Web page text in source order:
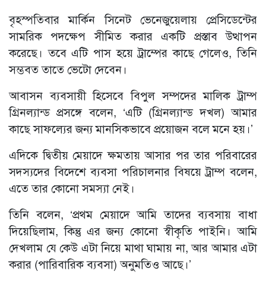
বৃহস্পতিবার মার্কিন সিনেট ভেনেজুয়েলায় প্রেসিডেন্টের
সামরিক পদক্ষেপ সীমিত করার একটি প্রস্তাব উত্থাপন
করেছে। তবে এটি পাস হয়ে ট্রাম্পের কাছে গেলেও, তিনি
সম্ভবত তাতে ভেটো দেবেন।
আবাসন ব্যবসায়ী হিসেবে বিপুল সম্পদের মালিক ট্রাম্প
গ্রিনল্যান্ড প্রসঙ্গে বলেন, ‘এটি (গ্রিনল্যান্ড দখল) আমার
কাছে সাফল্যের জন্য মানসিকভাবে প্রয়োজন বলে মনে হয়।’
এদিকে দ্বিতীয় মেয়াদে ক্ষমতায় আসার পর তার পরিবারের
সদস্যদের বিদেশে ব্যবসা পরিচালনার বিষয়ে ট্রাম্প বলেন,
এতে তার কোনো সমস্যা নেই।
তিনি বলেন, ‘প্রথম মেয়াদে আমি তাদের ব্যবসায় বাধা
দিয়েছিলাম, কিন্তু এর জন্য কোনো স্বীকৃতি পাইনি। আমি
দেখলাম যে কেউ এটা নিয়ে মাথা ঘামায় না, আর আমার এটা
করার (পারিবারিক ব্যবসা) অনুমতিও আছে।’